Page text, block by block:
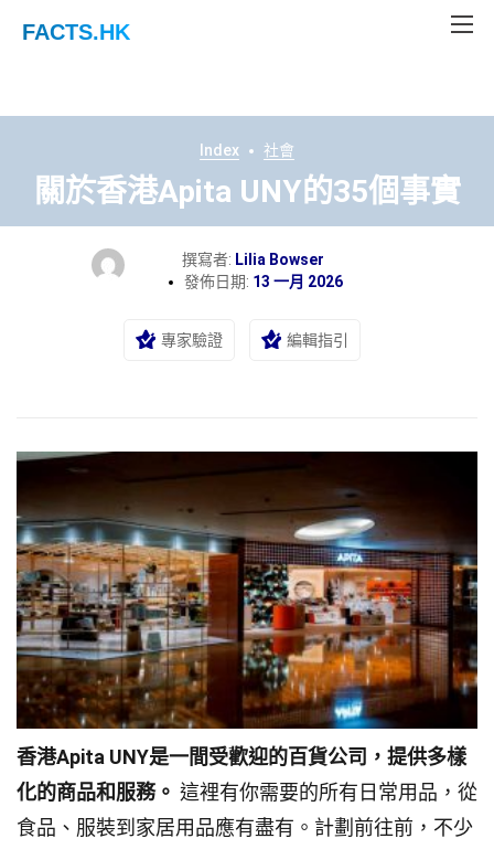
FACTS.HK
Index 社會
關於香港Apita UNY的35個事實
撰寫者: Lilia Bowser
發佈日期: 13 一月 2026
專家驗證 編輯指引
香港Apita UNY是一間受歡迎的百貨公司，提供多樣
化的商品和服務。 這裡有你需要的所有日常用品，從
食品、服裝到家居用品應有盡有。計劃前往前，不少